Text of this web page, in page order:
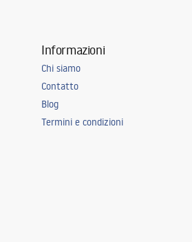
Informazioni
Chi siamo
Contatto
Blog
Termini e condizioni